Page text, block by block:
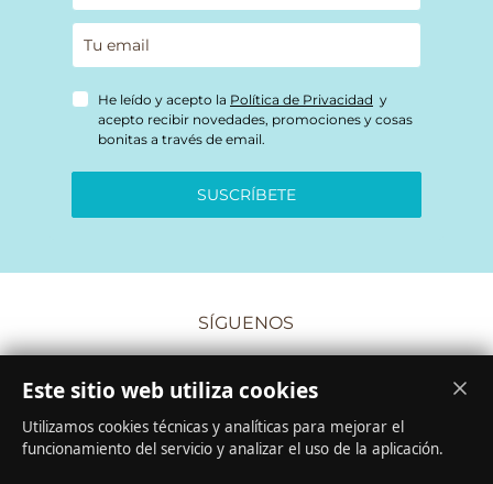
He leído y acepto la Política de Privacidad y
acepto recibir novedades, promociones y cosas
bonitas a través de email.
SUSCRÍBETE
SÍGUENOS
Este sitio web utiliza cookies
Utilizamos cookies técnicas y analíticas para mejorar el
funcionamiento del servicio y analizar el uso de la aplicación.